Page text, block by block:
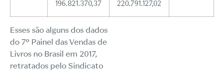
196.821.370,37
220.791.127,02
Esses são alguns dos dados
do 7º Painel das Vendas de
Livros no Brasil em 2017,
retratados pelo Sindicato